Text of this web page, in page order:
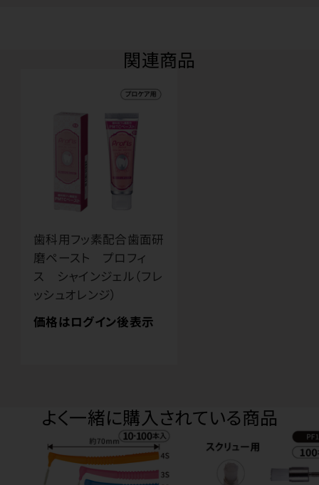
関連商品
歯科用フッ素配合歯面研
磨ペースト プロフィ
ス シャインジェル（フレ
ッシュオレンジ）
価格はログイン後表示
よく一緒に購入されている商品